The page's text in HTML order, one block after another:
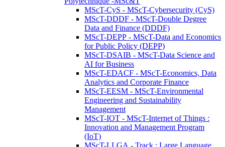
MScT-CyS - MScT-Cybersecurity (CyS)
MScT-DDDF - MScT-Double Degree
Data and Finance (DDDF)
MScT-DEPP - MScT-Data and Economics
for Public Policy (DEPP)
MScT-DSAIB - MScT-Data Science and
AI for Business
MScT-EDACF - MScT-Economics, Data
Analytics and Corporate Finance
MScT-EESM - MScT-Environmental
Engineering and Sustainability
Management
MScT-IOT - MScT-Internet of Things :
Innovation and Management Program
(IoT)
MScT-LLGA - Track : Large Language